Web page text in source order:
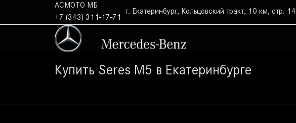
АСМОТО МБ
+7 (343) 311-17-71
г. Екатеринбург, Кольцовский тракт, 10 км, стр. 14
Купить Seres M5 в Екатеринбурге